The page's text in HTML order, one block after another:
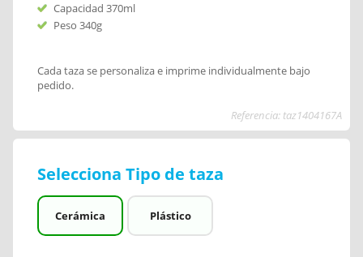
Capacidad 370ml
Peso 340g
Cada taza se personaliza e imprime individualmente bajo
pedido.
Referencia: taz1404167A
Selecciona Tipo de taza
Cerámica Plástico